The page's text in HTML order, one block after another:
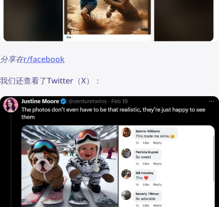
分享在r/facebook
我们还查看了Twitter（X）：